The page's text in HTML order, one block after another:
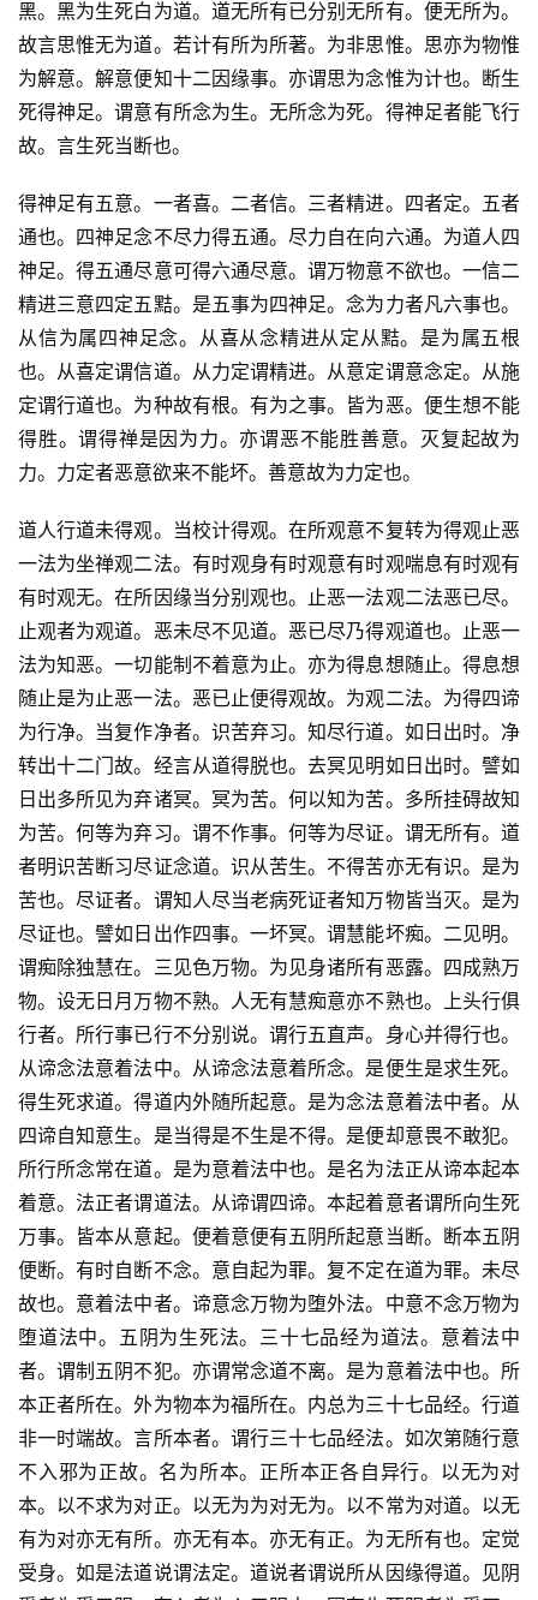
黑。黑为生死白为道。道无所有已分别无所有。便无所为。
故言思惟无为道。若计有所为所著。为非思惟。思亦为物惟
为解意。解意便知十二因缘事。亦谓思为念惟为计也。断生
死得神足。谓意有所念为生。无所念为死。得神足者能飞行
故。言生死当断也。
得神足有五意。一者喜。二者信。三者精进。四者定。五者
通也。四神足念不尽力得五通。尽力自在向六通。为道人四
神足。得五通尽意可得六通尽意。谓万物意不欲也。一信二
精进三意四定五黠。是五事为四神足。念为力者凡六事也。
从信为属四神足念。从喜从念精进从定从黠。是为属五根
也。从喜定谓信道。从力定谓精进。从意定谓意念定。从施
定谓行道也。为种故有根。有为之事。皆为恶。便生想不能
得胜。谓得禅是因为力。亦谓恶不能胜善意。灭复起故为
力。力定者恶意欲来不能坏。善意故为力定也。
道人行道未得观。当校计得观。在所观意不复转为得观止恶
一法为坐禅观二法。有时观身有时观意有时观喘息有时观有
有时观无。在所因缘当分别观也。止恶一法观二法恶已尽。
止观者为观道。恶未尽不见道。恶已尽乃得观道也。止恶一
法为知恶。一切能制不着意为止。亦为得息想随止。得息想
随止是为止恶一法。恶已止便得观故。为观二法。为得四谛
为行净。当复作净者。识苦弃习。知尽行道。如日出时。净
转出十二门故。经言从道得脱也。去冥见明如日出时。譬如
日出多所见为弃诸冥。冥为苦。何以知为苦。多所挂碍故知
为苦。何等为弃习。谓不作事。何等为尽证。谓无所有。道
者明识苦断习尽证念道。识从苦生。不得苦亦无有识。是为
苦也。尽证者。谓知人尽当老病死证者知万物皆当灭。是为
尽证也。譬如日出作四事。一坏冥。谓慧能坏痴。二见明。
谓痴除独慧在。三见色万物。为见身诸所有恶露。四成熟万
物。设无日月万物不熟。人无有慧痴意亦不熟也。上头行俱
行者。所行事已行不分别说。谓行五直声。身心并得行也。
从谛念法意着法中。从谛念法意着所念。是便生是求生死。
得生死求道。得道内外随所起意。是为念法意着法中者。从
四谛自知意生。是当得是不生是不得。是便却意畏不敢犯。
所行所念常在道。是为意着法中也。是名为法正从谛本起本
着意。法正者谓道法。从谛谓四谛。本起着意者谓所向生死
万事。皆本从意起。便着意便有五阴所起意当断。断本五阴
便断。有时自断不念。意自起为罪。复不定在道为罪。未尽
故也。意着法中者。谛意念万物为堕外法。中意不念万物为
堕道法中。五阴为生死法。三十七品经为道法。意着法中
者。谓制五阴不犯。亦谓常念道不离。是为意着法中也。所
本正者所在。外为物本为福所在。内总为三十七品经。行道
非一时端故。言所本者。谓行三十七品经法。如次第随行意
不入邪为正故。名为所本。正所本正各自异行。以无为对
本。以不求为对正。以无为为对无为。以不常为对道。以无
有为对亦无有所。亦无有本。亦无有正。为无所有也。定觉
受身。如是法道说谓法定。道说者谓说所从因缘得道。见阴